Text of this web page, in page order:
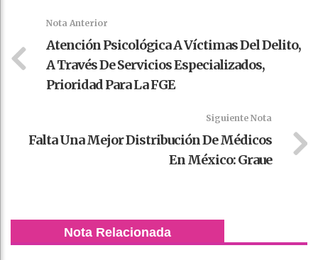
Nota Anterior
Atención Psicológica A Víctimas Del Delito,
A Través De Servicios Especializados,
Prioridad Para La FGE
Siguiente Nota
Falta Una Mejor Distribución De Médicos
En México: Graue
Nota Relacionada